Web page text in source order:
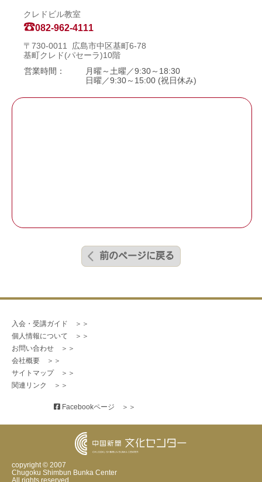
クレドビル教室
082-962-4111
〒730-0011 広島市中区基町6-78
基町クレド(パセーラ)10階
営業時間：
月曜～土曜／9:30～18:30
日曜／9:30～15:00 (祝日休み)
前のページに戻る
入会・受講ガイド　＞＞
個人情報について　＞＞
お問い合わせ　＞＞
会社概要　＞＞
サイトマップ　＞＞
関連リンク　＞＞
Facebookページ　＞＞
copyright © 2007
Chugoku Shimbun Bunka Center
All rights reserved.